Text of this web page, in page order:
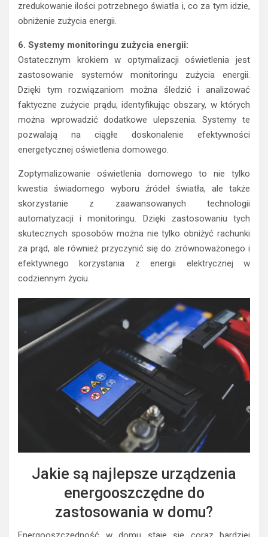
zredukowanie ilości potrzebnego światła i, co za tym idzie,
obniżenie zużycia energii.
6. Systemy monitoringu zużycia energii:
Ostatecznym krokiem w optymalizacji oświetlenia jest
zastosowanie systemów monitoringu zużycia energii.
Dzięki tym rozwiązaniom można śledzić i analizować
faktyczne zużycie prądu, identyfikując obszary, w których
można wprowadzić dodatkowe ulepszenia. Systemy te
pozwalają na ciągłe doskonalenie efektywności
energetycznej oświetlenia domowego.
Zoptymalizowanie oświetlenia domowego to nie tylko
kwestia świadomego wyboru źródeł światła, ale także
skorzystanie z zaawansowanych technologii
automatyzacji i monitoringu. Dzięki zastosowaniu tych
skutecznych sposobów można nie tylko obniżyć rachunki
za prąd, ale również przyczynić się do zrównoważonego i
efektywnego korzystania z energii elektrycznej w
codziennym życiu.
Jakie są najlepsze urządzenia
energooszczędne do
zastosowania w domu?